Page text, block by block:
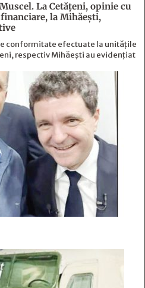
La Cetăţeni, opinie cu
la Mihăeşti,
conformitate efectuate la unitățile
respectiv Mihăești au evidențiat